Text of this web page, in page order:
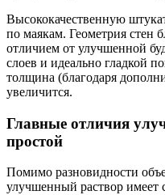
Высококачественную
по маякам. Геометрия стен
отличием от улучшенной
слоев и идеально гладкой
толщина (благодаря
увеличится.
Главные отличия
простой
Помимо разновидности
улучшенный раствор имеет